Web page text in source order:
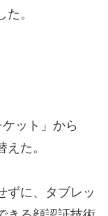
。
ット」から
えた。
ずに、タブレッ